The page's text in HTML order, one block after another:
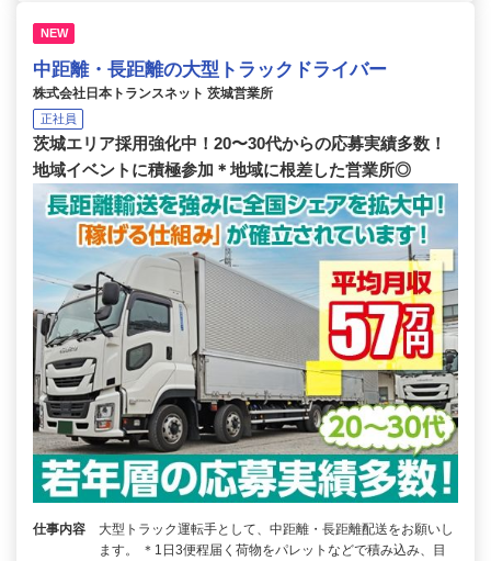
NEW
中距離・長距離の大型トラックドライバー
株式会社日本トランスネット 茨城営業所
正社員
茨城エリア採用強化中！20〜30代からの応募実績多数！
地域イベントに積極参加＊地域に根差した営業所◎
仕事内容
大型トラック運転手として、中距離・長距離配送をお願いし
ます。 ＊1日3便程届く荷物をパレットなどで積み込み、目